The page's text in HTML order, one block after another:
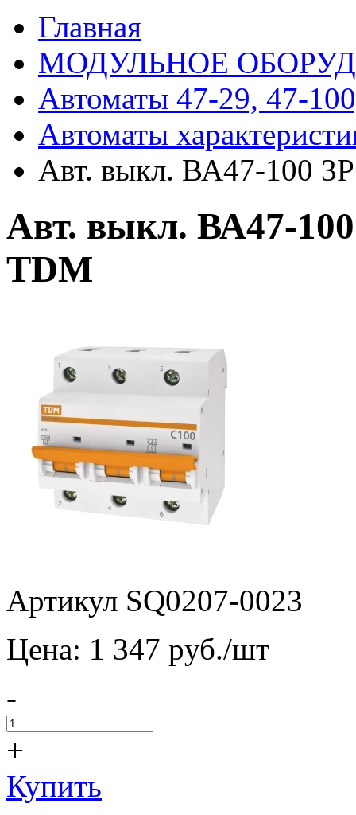
Главная
МОДУЛЬНОЕ
Автоматы 47-29, 47-
Автоматы
Авт. выкл. ВА47-100
Авт. выкл. ВА47-
TDM
Артикул SQ0207-0023
Цена: 1 347 pуб./шт
-
+
Купить